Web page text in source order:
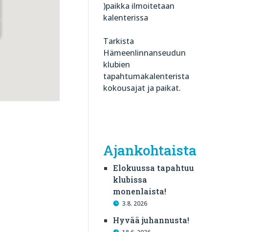
)paikka ilmoitetaan
kalenterissa
Tarkista
Hämeenlinnanseudun
klubien
tapahtumakalenterista
kokousajat ja paikat.
Ajankohtaista
Elokuussa tapahtuu
klubissa
monenlaista!
3.8. 2026
Hyvää juhannusta!